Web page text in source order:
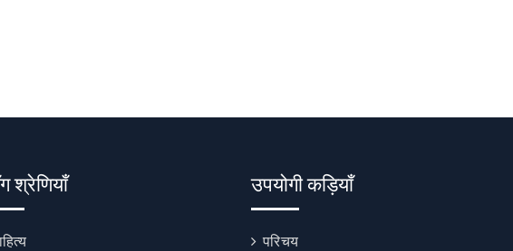
श्रेणियाँ उपयोगी कड़ियाँ
परिचय